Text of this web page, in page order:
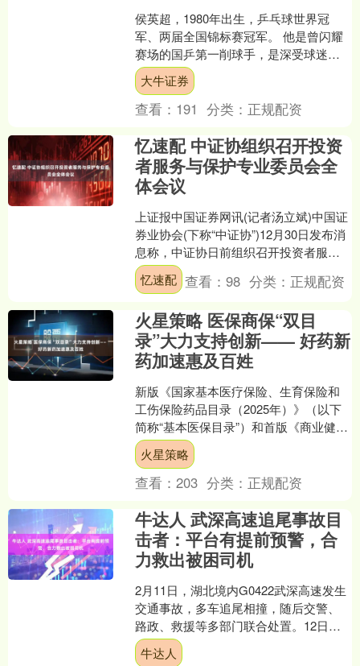
侯英超，1980年出生，乒乓球世界冠
军、两届全国锦标赛冠军。 他是曾闪耀
赛场的国乒第一削球手，是深受球迷喜
爱的乒坛网红主播，还曾做过奥运冠军
的陪练，他的故事宛如....
大牛证券
查看： 191 分类： 正规配资
忆速配 中证协组织召开投资
者服务与保护专业委员会全
体会议
上证报中国证券网讯(记者汤立斌)中国证
券业协会(下称“中证协”)12月30日发布消
息称，中证协日前组织召开投资者服务
与保护专业委员会全体会议，就证券行
业“十五五....
忆速配 查看：98 分类： 正规配资
火星策略 医保商保“双目
录”大力支持创新—— 好药新
药加速惠及百姓
新版《国家基本医疗保险、生育保险和
工伤保险药品目录（2025年）》（以下
简称“基本医保目录”）和首版《商业健康
保险创新药品目录（2025年）》（以下
简称“商保创....
火星策略
查看：203 分类： 正规配资
牛达人 武深高速追尾事故目
击者：平台有提前预警，合
力救出被困司机
2月11日，湖北境内G0422武深高速发生
交通事故，多车追尾相撞，随后交警、
路政、救援等多部门联合处置。12日，
有事故目击者告诉南都N视频记者，“事
发时，我和父....
牛达人